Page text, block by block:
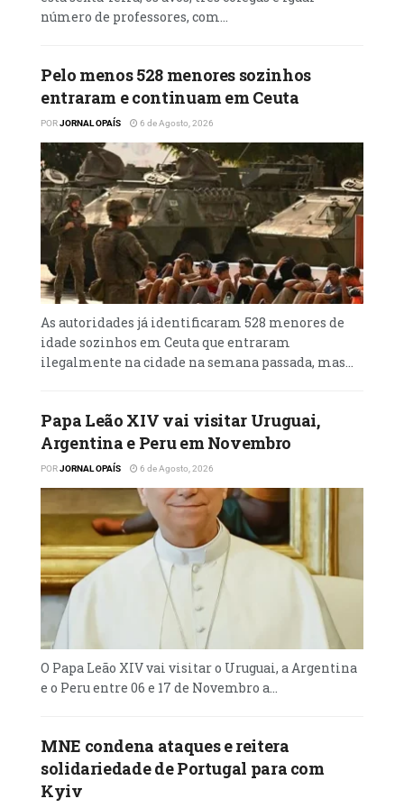
samaritano’.
também hoje, interpela a nossa vida, abala a
tranquilidade das nossas consciências
adormecidas ou distraídas e provoca-nos
contra o risco de uma fé acomodada,
ordenada na observância exterior da lei, mas
incapaz de sentir e agir com a mesma
compaixão de Deus”, afirmou
número de professores, com...
Pelo menos 528 menores sozinhos
entraram e continuam em Ceuta
PORJORNAL OPAÍS 6 de Agosto, 2026
As autoridades já identificaram 528 menores de
idade sozinhos em Ceuta que entraram
ilegalmente na cidade na semana passada, mas...
Papa Leão XIV vai visitar Uruguai,
Argentina e Peru em Novembro
PORJORNAL OPAÍS 6 de Agosto, 2026
O Papa Leão XIV vai visitar o Uruguai, a Argentina
e o Peru entre 06 e 17 de Novembro a...
MNE condena ataques e reitera
solidariedade de Portugal para com
Kyiv